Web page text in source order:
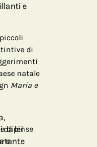
e
di
natale
Maria e
da lei
dipinse
e